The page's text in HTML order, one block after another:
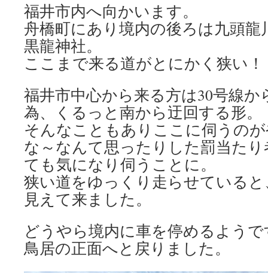
福井市内へ向かいます。
舟橋町にあり境内の後ろは九頭
黒龍神社。
ここまで来る道がとにかく狭い！
福井市中心から来る方は30号線
為、くるっと南から迂回する形。
そんなこともありここに伺うの
な～なんて思ったりした罰当た
ても気になり伺うことに。
狭い道をゆっくり走らせている
見えて来ました。
どうやら境内に車を停めるよう
鳥居の正面へと戻りました。